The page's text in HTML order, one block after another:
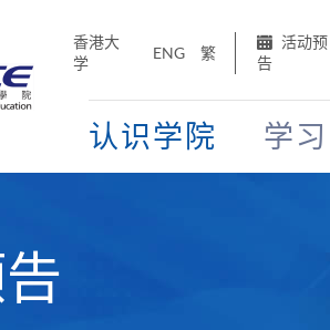
香港大
学
ENG 繁
活动预
告
认识学院 学习